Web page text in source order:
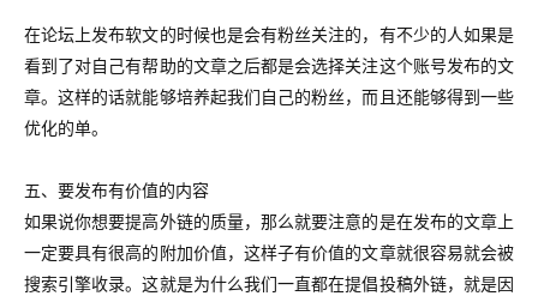
在论坛上发布软文的时候也是会有粉丝关注的，有不少的人如果是
看到了对自己有帮助的文章之后都是会选择关注这个账号发布的文
章。这样的话就能够培养起我们自己的粉丝，而且还能够得到一些
优化的单。
五、要发布有价值的内容
如果说你想要提高外链的质量，那么就要注意的是在发布的文章上
一定要具有很高的附加价值，这样子有价值的文章就很容易就会被
搜索引擎收录。这就是为什么我们一直都在提倡投稿外链，就是因